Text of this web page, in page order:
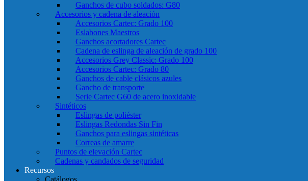
Ganchos de cubo soldados: G80
Accesorios y cadena de aleación
Accesorios Cartec: Grado 100
Eslabones Maestros
Ganchos acortadores Cartec
Cadena de eslinga de aleación de grado 100
Accesorios Grey Classic: Grado 100
Accesorios Cartec: Grado 80
Ganchos de cable clásicos azules
Gancho de transporte
Serie Cartec G60 de acero inoxidable
Sintéticos
Eslingas de poliéster
Eslingas Redondas Sin Fin
Ganchos para eslingas sintéticas
Correas de amarre
Puntos de elevación Cartec
Cadenas y candados de seguridad
Recursos
Catálogos